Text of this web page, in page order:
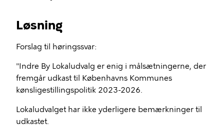
Løsning
Forslag til høringssvar:
"Indre By Lokaludvalg er enig i målsætningerne, der
fremgår udkast til Københavns Kommunes
kønsligestillingspolitik 2023-2026.
Lokaludvalget har ikke yderligere bemærkninger til
udkastet.